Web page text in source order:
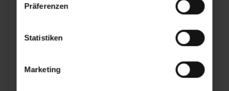
Präferenzen
Statistiken
Marketing
19:00
30.12.2026